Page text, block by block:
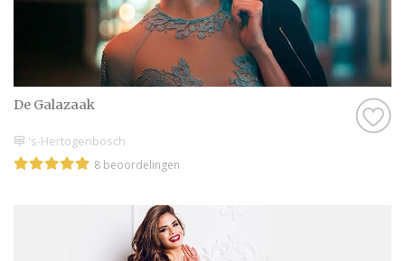
De Galazaak
's-Hertogenbosch
8 beoordelingen